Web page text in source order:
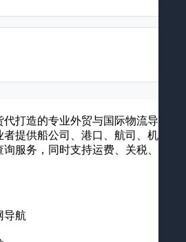
打造的专业外贸与国际物流导航平
提供船公司、港口、航司、机场、
服务，同时支持运费、关税、海关